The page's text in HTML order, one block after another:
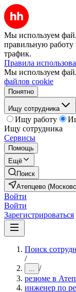
Мы используем
правильную работу
трафик.
Правила
Мы используем
файлов cookie
Понятно
Ищу сотрудника
Ищу работу
Ищу сотрудника
Сервисы
Помощь
Ещё
Поиск
Атепцево
Войти
Войти
Зарегистрироваться
Поиск
/
... /
резюме в
инженер по